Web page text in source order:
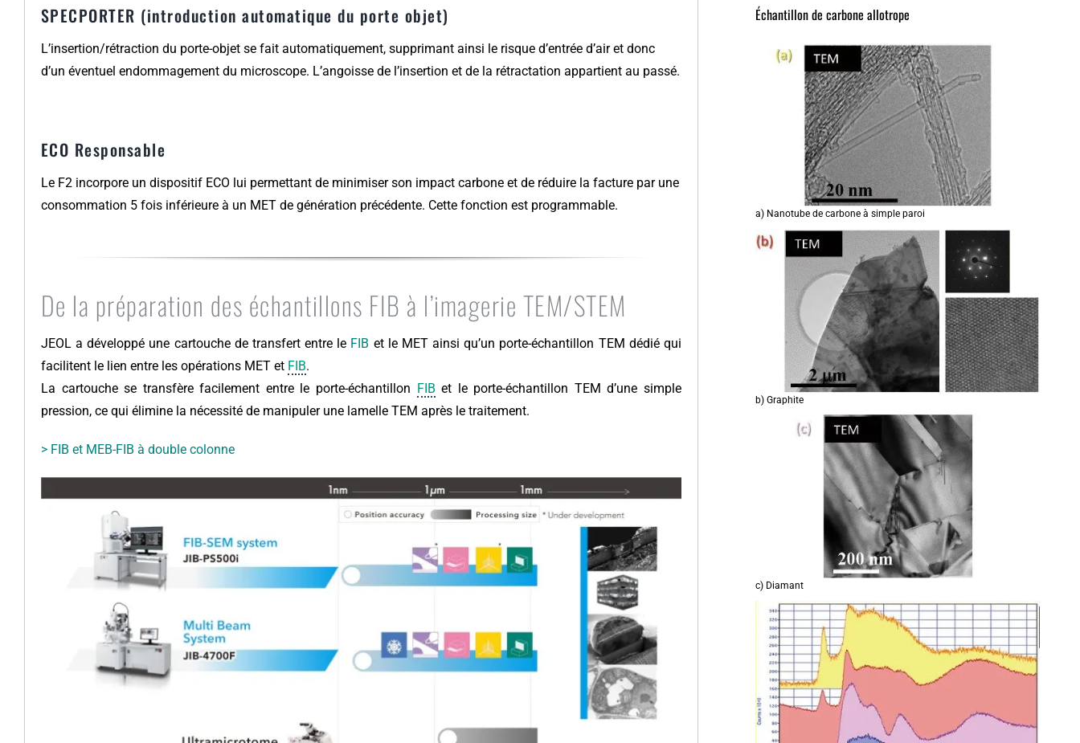
SPECPORTER (introduction automatique du porte objet)
L’insertion/rétraction du porte-objet se fait automatiquement, supprimant ainsi le risque d’entrée d’air et donc
d’un éventuel endommagement du microscope. L’angoisse de l’insertion et de la rétractation appartient au passé.
ECO Responsable
Le F2 incorpore un dispositif ECO lui permettant de minimiser son impact carbone et de réduire la facture par une
consommation 5 fois inférieure à un MET de génération précédente. Cette fonction est programmable.
De la préparation des échantillons FIB à l’imagerie TEM/STEM
JEOL a développé une cartouche de transfert entre le FIB et le MET ainsi qu’un porte-échantillon TEM dédié qui
facilitent le lien entre les opérations MET et FIB.
La cartouche se transfère facilement entre le porte-échantillon FIB et le porte-échantillon TEM d’une simple
pression, ce qui élimine la nécessité de manipuler une lamelle TEM après le traitement.
> FIB et MEB-FIB à double colonne
Échantillon de carbone allotrope
a) Nanotube de carbone à simple paroi
b) Graphite
c) Diamant